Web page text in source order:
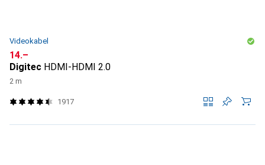
Videokabel
CHF
14.–
Digitec HDMI-HDMI 2.0
2 m
1917